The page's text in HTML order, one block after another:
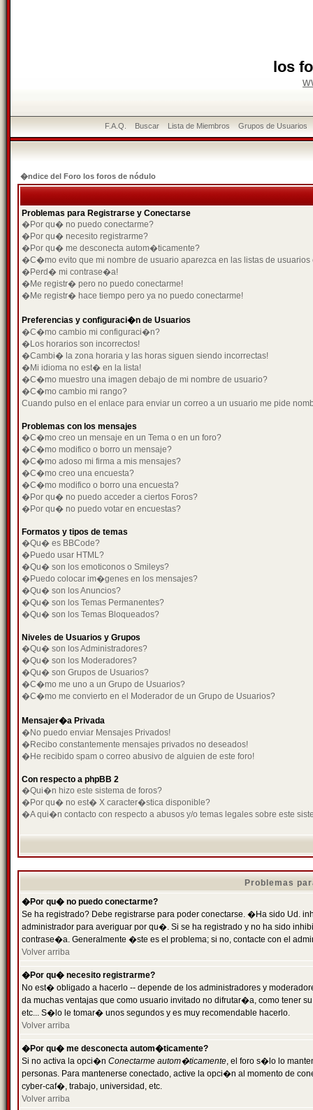
los
F.A.Q. Buscar Lista de Miembros Grupos de Usuarios
�ndice del Foro los foros de nódulo
Problemas para Registrarse y Conectarse
�Por qu� no puedo conectarme?
�Por qu� necesito registrarme?
�Por qu� me desconecta autom�ticamente?
�C�mo evito que mi nombre de usuario aparezca en las listas de usuarios
�Perd� mi contrase�a!
�Me registr� pero no puedo conectarme!
�Me registr� hace tiempo pero ya no puedo conectarme!
Preferencias y configuraci�n de Usuarios
�C�mo cambio mi configuraci�n?
�Los horarios son incorrectos!
�Cambi� la zona horaria y las horas siguen siendo incorrectas!
�Mi idioma no est� en la lista!
�C�mo muestro una imagen debajo de mi nombre de usuario?
�C�mo cambio mi rango?
Cuando pulso en el enlace para enviar un correo a un usuario me pide
Problemas con los mensajes
�C�mo creo un mensaje en un Tema o en un foro?
�C�mo modifico o borro un mensaje?
�C�mo adoso mi firma a mis mensajes?
�C�mo creo una encuesta?
�C�mo modifico o borro una encuesta?
�Por qu� no puedo acceder a ciertos Foros?
�Por qu� no puedo votar en encuestas?
Formatos y tipos de temas
�Qu� es BBCode?
�Puedo usar HTML?
�Qu� son los emoticonos o Smileys?
�Puedo colocar im�genes en los mensajes?
�Qu� son los Anuncios?
�Qu� son los Temas Permanentes?
�Qu� son los Temas Bloqueados?
Niveles de Usuarios y Grupos
�Qu� son los Administradores?
�Qu� son los Moderadores?
�Qu� son Grupos de Usuarios?
�C�mo me uno a un Grupo de Usuarios?
�C�mo me convierto en el Moderador de un Grupo de Usuarios?
Mensajer�a Privada
�No puedo enviar Mensajes Privados!
�Recibo constantemente mensajes privados no deseados!
�He recibido spam o correo abusivo de alguien de este foro!
Con respecto a phpBB 2
�Qui�n hizo este sistema de foros?
�Por qu� no est� X caracter�stica disponible?
�A qui�n contacto con respecto a abusos y/o temas legales sobre este
Problemas
�Por qu� no puedo conectarme?
Se ha registrado? Debe registrarse para poder conectarse. �Ha sido Ud.
administrador para averiguar por qu�. Si se ha registrado y no ha sido
contrase�a. Generalmente �ste es el problema; si no, contacte con el
Volver arriba
�Por qu� necesito registrarme?
No est� obligado a hacerlo -- depende de los administradores y
da muchas ventajas que como usuario invitado no difrutar�a, como tener
etc... S�lo le tomar� unos segundos y es muy recomendable hacerlo.
Volver arriba
�Por qu� me desconecta autom�ticamente?
Si no activa la opci�n Conectarme autom�ticamente, el foro s�lo lo
personas. Para mantenerse conectado, active la opci�n al momento de
cyber-caf�, trabajo, universidad, etc.
Volver arriba